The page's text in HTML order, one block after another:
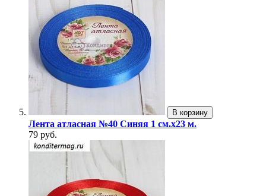
В корзину
Лента атласная №40 Синяя 1 см.х23 м.
79 руб.